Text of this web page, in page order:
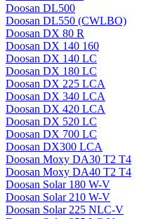
Doosan DL500
Doosan DL550 (CWLBO)
Doosan DX 80 R
Doosan DX 140 160
Doosan DX 140 LC
Doosan DX 180 LC
Doosan DX 225 LCA
Doosan DX 340 LCA
Doosan DX 420 LCA
Doosan DX 520 LC
Doosan DX 700 LC
Doosan DX300 LCA
Doosan Moxy DA30 T2 T4
Doosan Moxy DA40 T2 T4
Doosan Solar 180 W-V
Doosan Solar 210 W-V
Doosan Solar 225 NLC-V